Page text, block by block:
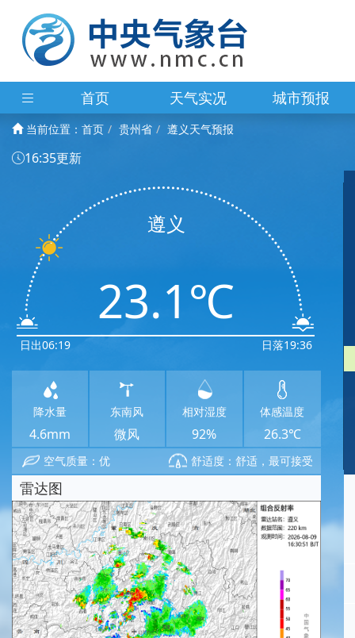
首页 天气实况 城市预报
当前位置： 首页 贵州省 遵义天气预报
16:35更新
日出06:19
遵义
23.1℃
日落19:36
降水量
4.6mm
东南风
微风
相对湿度
92%
体感温度
26.3℃
空气质量：优 舒适度：舒适，最可接受
雷达图